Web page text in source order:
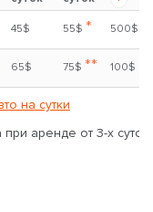
45$ 55$ * 500$
65$ 75$ ** 100$
на сутки
аренде от 3-х суток